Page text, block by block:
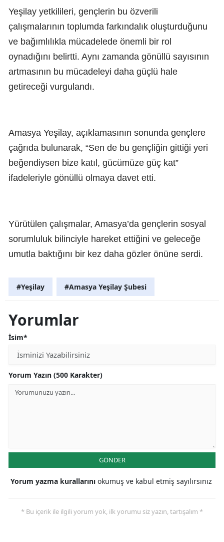
Yeşilay yetkilileri, gençlerin bu özverili
çalışmalarının toplumda farkındalık oluşturduğunu
ve bağımlılıkla mücadelede önemli bir rol
oynadığını belirtti. Aynı zamanda gönüllü sayısının
artmasının bu mücadeleyi daha güçlü hale
getireceği vurgulandı.
Amasya Yeşilay, açıklamasının sonunda gençlere
çağrıda bulunarak, “Sen de bu gençliğin gittiği yeri
beğendiysen bize katıl, gücümüze güç kat”
ifadeleriyle gönüllü olmaya davet etti.
Yürütülen çalışmalar, Amasya’da gençlerin sosyal
sorumluluk bilinciyle hareket ettiğini ve geleceğe
umutla baktığını bir kez daha gözler önüne serdi.
#Yeşilay #Amasya Yeşilay Şubesi
Yorumlar
İsim*
Yorum Yazın (500 Karakter)
GÖNDER
Yorum yazma kurallarını okumuş ve kabul etmiş sayılırsınız
* Bu içerik ile ilgili yorum yok, ilk yorumu siz yazın, tartışalım *